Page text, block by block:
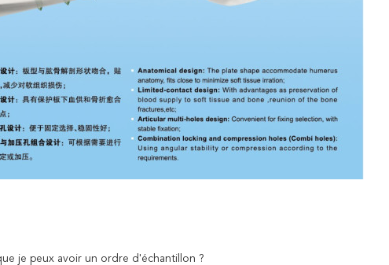
je peux avoir un ordre d'échantillon ?